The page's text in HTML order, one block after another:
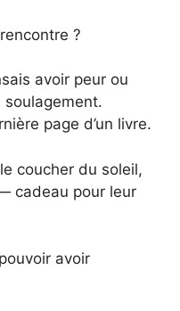
?
avoir peur ou
soulagement.
page d’un livre.
coucher du soleil,
cadeau pour leur
avoir